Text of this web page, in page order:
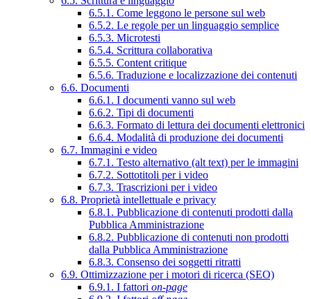
6.5.1. Come leggono le persone sul web
6.5.2. Le regole per un linguaggio semplice
6.5.3. Microtesti
6.5.4. Scrittura collaborativa
6.5.5. Content critique
6.5.6. Traduzione e localizzazione dei contenuti
6.6. Documenti
6.6.1. I documenti vanno sul web
6.6.2. Tipi di documenti
6.6.3. Formato di lettura dei documenti elettronici
6.6.4. Modalità di produzione dei documenti
6.7. Immagini e video
6.7.1. Testo alternativo (alt text) per le immagini
6.7.2. Sottotitoli per i video
6.7.3. Trascrizioni per i video
6.8. Proprietà intellettuale e privacy
6.8.1. Pubblicazione di contenuti prodotti dalla
Pubblica Amministrazione
6.8.2. Pubblicazione di contenuti non prodotti
dalla Pubblica Amministrazione
6.8.3. Consenso dei soggetti ritratti
6.9. Ottimizzazione per i motori di ricerca (SEO)
6.9.1. I fattori on-page